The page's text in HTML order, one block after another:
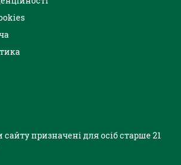
сайту призначені для осіб старше 21